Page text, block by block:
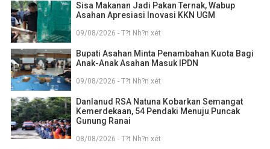
Sisa Makanan Jadi Pakan Ternak, Wabup
Asahan Apresiasi Inovasi KKN UGM
09/08/2026 - T?t Nh?n xét
Bupati Asahan Minta Penambahan Kuota Bagi
Anak-Anak Asahan Masuk IPDN
09/08/2026 - T?t Nh?n xét
Danlanud RSA Natuna Kobarkan Semangat
Kemerdekaan, 54 Pendaki Menuju Puncak
Gunung Ranai
08/08/2026 - T?t Nh?n xét